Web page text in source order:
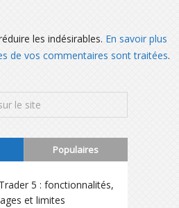
les indésirables. En savoir plus
de vos commentaires sont traitées.
Populaires
5 : fonctionnalités,
et limites